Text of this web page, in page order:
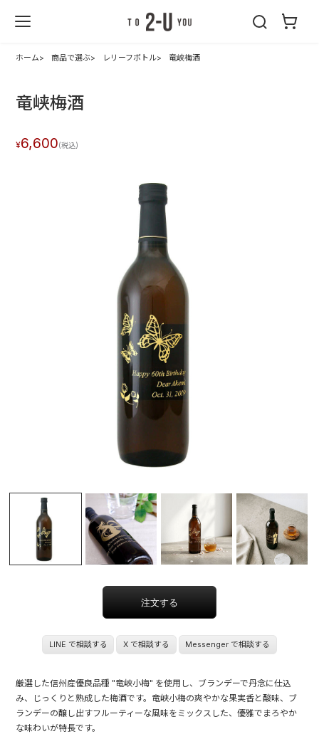
ホーム 商品で選ぶ レリーフボトル 竜峡梅酒
竜峡梅酒
6,600
LINE で相談する X で相談する Messenger で相談する
厳選した信州産優良品種 "竜峡小梅" を使用し、ブランデーで丹念に仕込
み、じっくりと熟成した梅酒です。竜峡小梅の爽やかな果実香と酸味、ブ
ランデーの醸し出すフルーティーな風味をミックスした、優雅でまろやか
な味わいが特長です。